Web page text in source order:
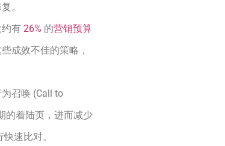
。
有 26% 的营销预算
成效不佳的策略，
召唤 (Call to
的着陆页，进而减少
快速比对。